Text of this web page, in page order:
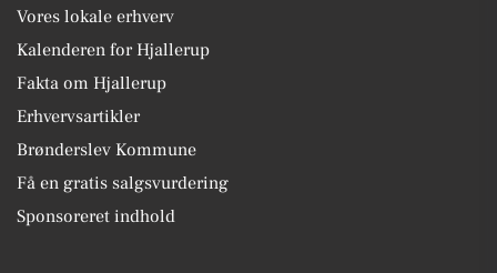
Vores lokale erhverv
Kalenderen for Hjallerup
Fakta om Hjallerup
Erhvervsartikler
Brønderslev Kommune
Få en gratis salgsvurdering
Sponsoreret indhold